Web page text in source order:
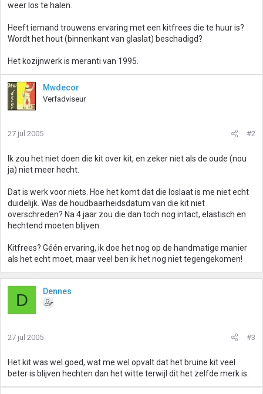
weer los te halen.
Heeft iemand trouwens ervaring met een kitfrees die te huur is?
Wordt het hout (binnenkant van glaslat) beschadigd?
Het kozijnwerk is meranti van 1995.
Mwdecor
Verfadviseur
27 jul 2005 #2
Ik zou het niet doen die kit over kit, en zeker niet als de oude (nou
ja) niet meer hecht.
Dat is werk voor niets. Hoe het komt dat die loslaat is me niet echt
duidelijk. Was de houdbaarheidsdatum van die kit niet
overschreden? Na 4 jaar zou die dan toch nog intact, elastisch en
hechtend moeten blijven.
Kitfrees? Géén ervaring, ik doe het nog op de handmatige manier
als het echt moet, maar veel ben ik het nog niet tegengekomen!
D Dennes
27 jul 2005 #3
Het kit was wel goed, wat me wel opvalt dat het bruine kit veel
beter is blijven hechten dan het witte terwijl dit het zelfde merk is.